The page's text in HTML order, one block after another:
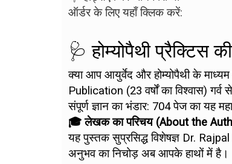
ऑर्डर के लिए यहाँ क्लिक करें:
🩺 होम्योपैथी प्रैक्टिस
क्या आप आयुर्वेद और होम्योपैथी के
Publication (23 वर्षों का विश्वास)
संपूर्ण ज्ञान का भंडार: 704 पेज का यह
🎓 लेखक का परिचय (About the
यह पुस्तक सुप्रसिद्ध विशेषज्ञ Dr.
अनुभव का निचोड़ अब आपके हाथों में है।